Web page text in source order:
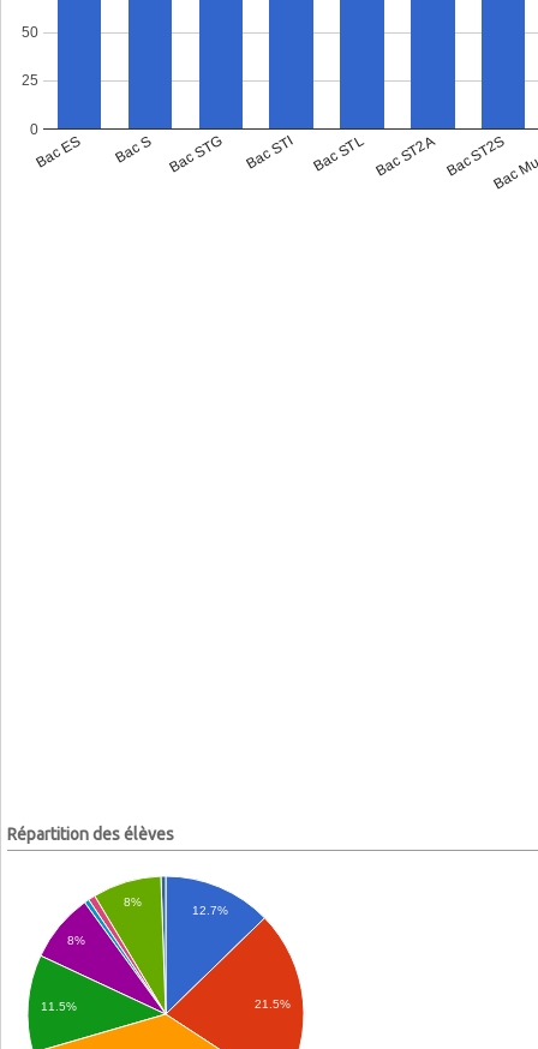
Bac ES Bac S Bac STG Bac STI Bac STL Bac ST2A Bac ST2SBac
0
25
50
Répartition des élèves
12.7%
21.5%
8%
8%
11.5%